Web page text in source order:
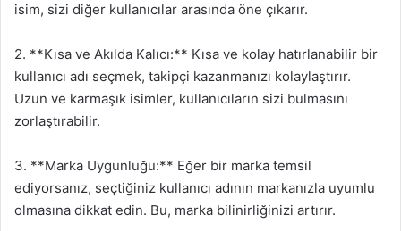
isim, sizi diğer kullanıcılar arasında öne çıkarır.
2. **Kısa ve Akılda Kalıcı:** Kısa ve kolay hatırlanabilir bir
kullanıcı adı seçmek, takipçi kazanmanızı kolaylaştırır.
Uzun ve karmaşık isimler, kullanıcıların sizi bulmasını
zorlaştırabilir.
3. **Marka Uygunluğu:** Eğer bir marka temsil
ediyorsanız, seçtiğiniz kullanıcı adının markanızla uyumlu
olmasına dikkat edin. Bu, marka bilinirliğinizi artırır.